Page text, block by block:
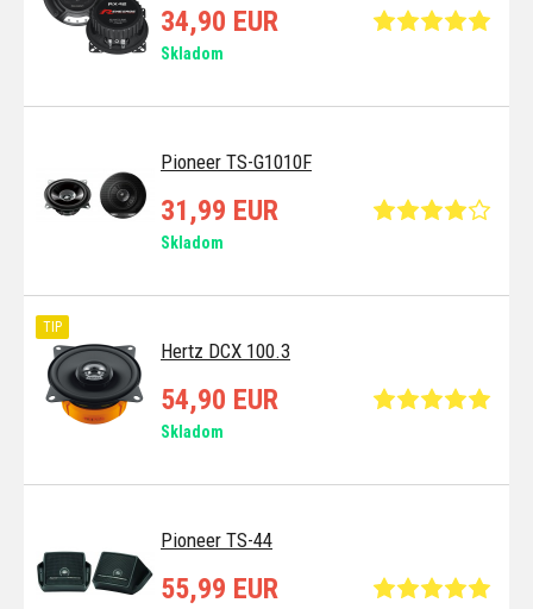
34,90 EUR
Skladom
Pioneer TS-G1010F
31,99 EUR
Skladom
Hertz DCX 100.3
TIP
54,90 EUR
Skladom
Pioneer TS-44
55,99 EUR